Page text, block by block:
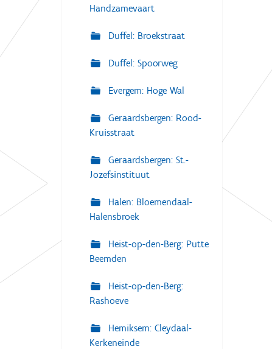
Handzamevaart
Duffel: Broekstraat
Duffel: Spoorweg
Evergem: Hoge Wal
Geraardsbergen: Rood-
Kruisstraat
Geraardsbergen: St.-
Jozefsinstituut
Halen: Bloemendaal-
Halensbroek
Heist-op-den-Berg: Putte
Beemden
Heist-op-den-Berg:
Rashoeve
Hemiksem: Cleydaal-
Kerkeneinde